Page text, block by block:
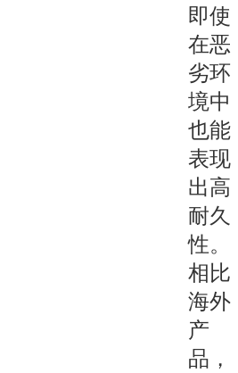
即使
在恶
劣环
境中
也能
表现
出高
耐久
性。
相比
海外
产
品，